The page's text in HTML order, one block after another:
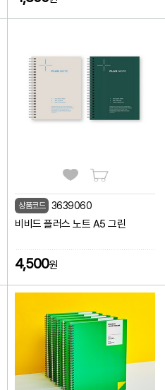
상품코드 3639060
비비드 플러스 노트 A5 그린
4,500원